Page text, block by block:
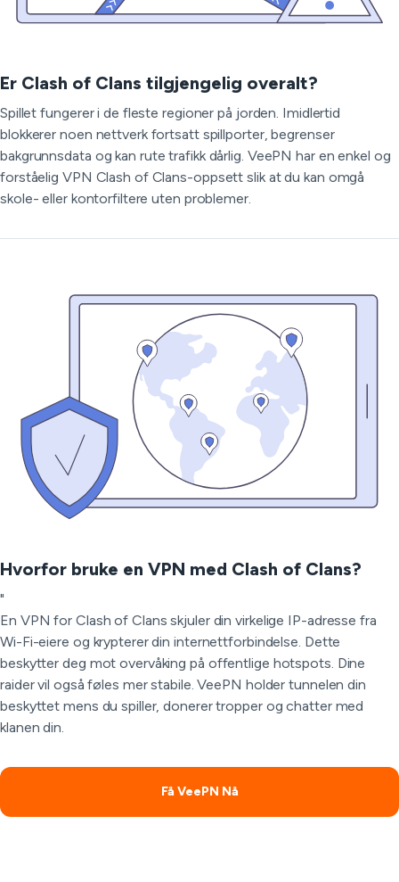
Er Clash of Clans tilgjengelig overalt?
Spillet fungerer i de fleste regioner på jorden. Imidlertid
blokkerer noen nettverk fortsatt spillporter, begrenser
bakgrunnsdata og kan rute trafikk dårlig. VeePN har en enkel og
forståelig VPN Clash of Clans-oppsett slik at du kan omgå
skole- eller kontorfiltere uten problemer.
Hvorfor bruke en VPN med Clash of Clans?
"
En VPN for Clash of Clans skjuler din virkelige IP-adresse fra
Wi-Fi-eiere og krypterer din internettforbindelse. Dette
beskytter deg mot overvåking på offentlige hotspots. Dine
raider vil også føles mer stabile. VeePN holder tunnelen din
beskyttet mens du spiller, donerer tropper og chatter med
klanen din.
Få VeePN Nå